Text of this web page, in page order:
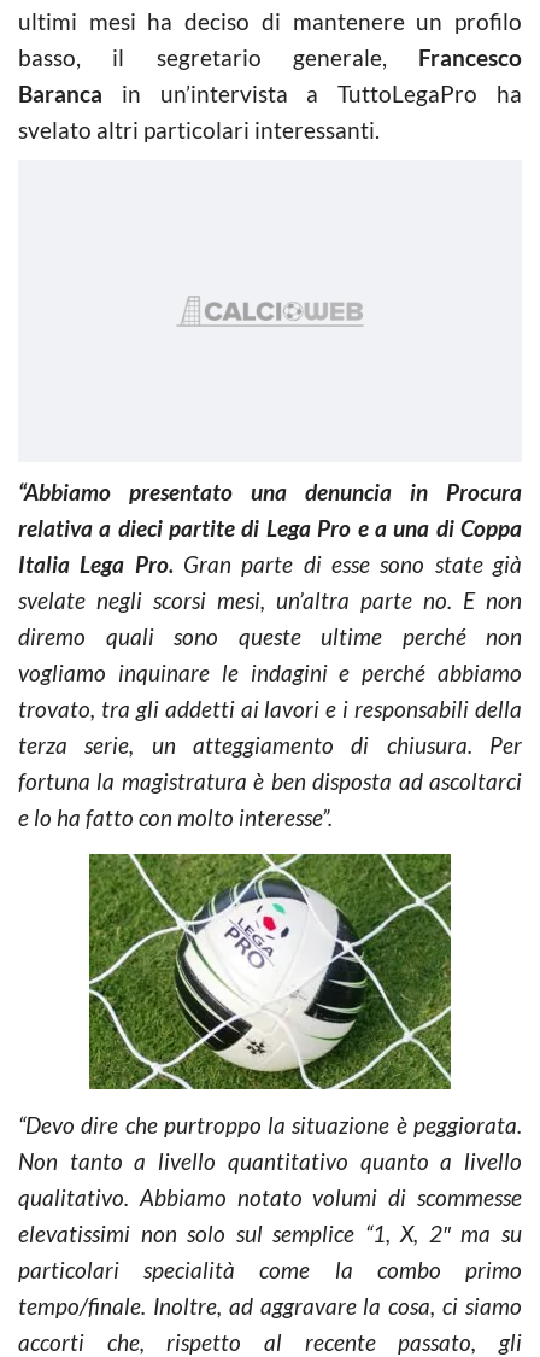
ultimi mesi ha deciso di mantenere un profilo
basso, il segretario generale, Francesco
Baranca in un’intervista a TuttoLegaPro ha
svelato altri particolari interessanti.
“Abbiamo presentato una denuncia in Procura
relativa a dieci partite di Lega Pro e a una di Coppa
Italia Lega Pro.Gran parte di esse sono state già
svelate negli scorsi mesi, un’altra parte no. E non
diremo quali sono queste ultime perché non
vogliamo inquinare le indagini e perché abbiamo
trovato, tra gli addetti ai lavori e i responsabili della
terza serie, un atteggiamento di chiusura. Per
fortuna la magistratura è ben disposta ad ascoltarci
e lo ha fatto con molto interesse”.
“Devo dire che purtroppo la situazione è peggiorata.
Non tanto a livello quantitativo quanto a livello
qualitativo. Abbiamo notato volumi di scommesse
elevatissimi non solo sul semplice “1, X, 2″ ma su
particolari specialità come la combo primo
tempo/finale. Inoltre, ad aggravare la cosa, ci siamo
accorti che, rispetto al recente passato, gli